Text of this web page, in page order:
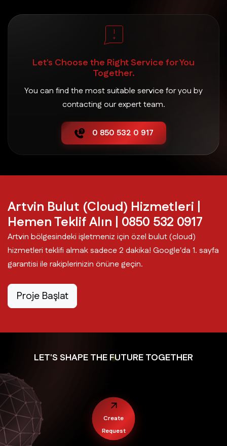
Murgul Bulut (Cloud) Hizmetleri
Şavşat Bulut (Cloud) Hizmetleri
Yusufeli Bulut (Cloud) Hizmetleri
Let's Choose the Right Service for You
Together.
You can find the most suitable service for you by
contacting our expert team.
0 850 532 0 917
Artvin Bulut (Cloud) Hizmetleri |
Hemen Teklif Alın | 0850 532 0917
Artvin bölgesindeki işletmeniz için özel bulut (cloud)
hizmetleri teklifi almak sadece 2 dakika! Google'da 1. sayfa
garantisi ile rakiplerinizin önüne geçin.
Proje Başlat
LET'S SHAPE THE FUTURE TOGETHER
Create
Request